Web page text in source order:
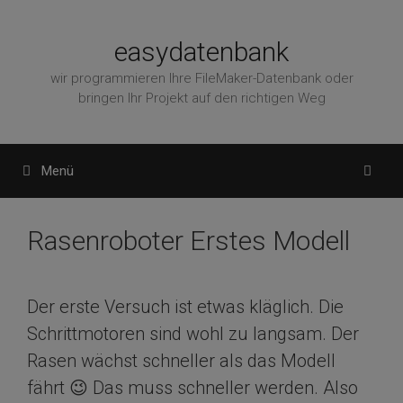
easydatenbank
wir programmieren Ihre FileMaker-Datenbank oder
bringen Ihr Projekt auf den richtigen Weg
Menü
Rasenroboter Erstes Modell
Der erste Versuch ist etwas kläglich. Die
Schrittmotoren sind wohl zu langsam. Der
Rasen wächst schneller als das Modell
fährt 😉 Das muss schneller werden. Also